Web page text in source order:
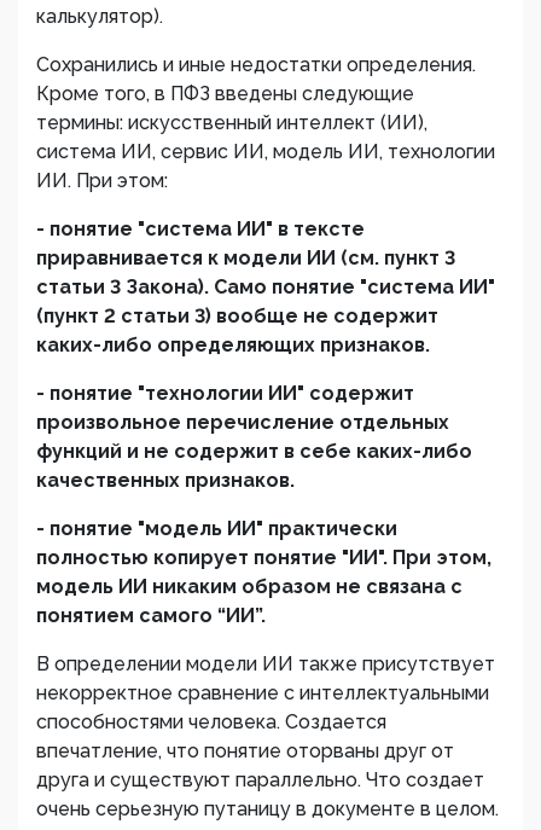
калькулятор).
Сохранились и иные недостатки определения.
Кроме того, в ПФЗ введены следующие
термины: искусственный интеллект (ИИ),
система ИИ, сервис ИИ, модель ИИ, технологии
ИИ. При этом:
- понятие "система ИИ" в тексте
приравнивается к модели ИИ (см. пункт 3
статьи 3 Закона). Само понятие "система ИИ"
(пункт 2 статьи 3) вообще не содержит
каких-либо определяющих признаков.
- понятие "технологии ИИ" содержит
произвольное перечисление отдельных
функций и не содержит в себе каких-либо
качественных признаков.
- понятие "модель ИИ" практически
полностью копирует понятие "ИИ". При этом,
модель ИИ никаким образом не связана с
понятием самого “ИИ”.
В определении модели ИИ также присутствует
некорректное сравнение с интеллектуальными
способностями человека. Создается
впечатление, что понятие оторваны друг от
друга и существуют параллельно. Что создает
очень серьезную путаницу в документе в целом.